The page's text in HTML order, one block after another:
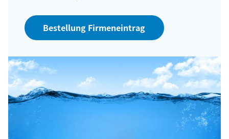
Bestellung Firmeneintrag